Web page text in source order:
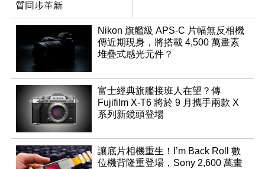
質同步革新
Nikon 旗艦級 APS-C 片幅無反相機
傳近期現身，將搭載 4,500 萬畫素
堆疊式感光元件？
富士經典旗艦接班人在望？傳
Fujifilm X-T6 將於 9 月攜手兩款 X
系列新鏡頭登場
讓底片相機重生！I’m Back Roll 數
位機背隆重登場，Sony 2,600 萬畫